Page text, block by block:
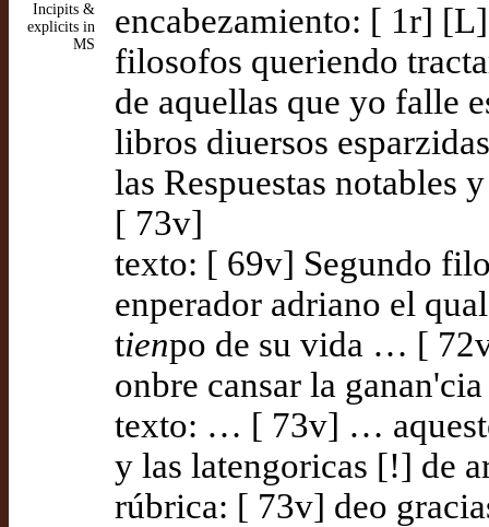
Incipits &
explicits in
MS
encabezamiento: [ 1r]
filosofos queriendo
de aquellas que yo falle
libros diuersos
las Respuestas notables
[ 73v]
texto: [ 69v] Segundo
enperador adriano el
tienpo de su vida … [
onbre cansar la ganan'cia
texto: … [ 73v] …
y las latengoricas [!] de
rúbrica: [ 73v] deo